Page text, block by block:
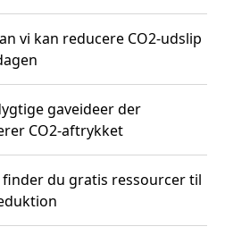
vi kan reducere CO2-udslip
gaveideer der
CO2-aftrykket
finder du gratis ressourcer til